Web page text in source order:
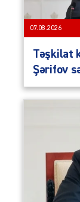
07.08.2026
Təşkilat
Şərifov